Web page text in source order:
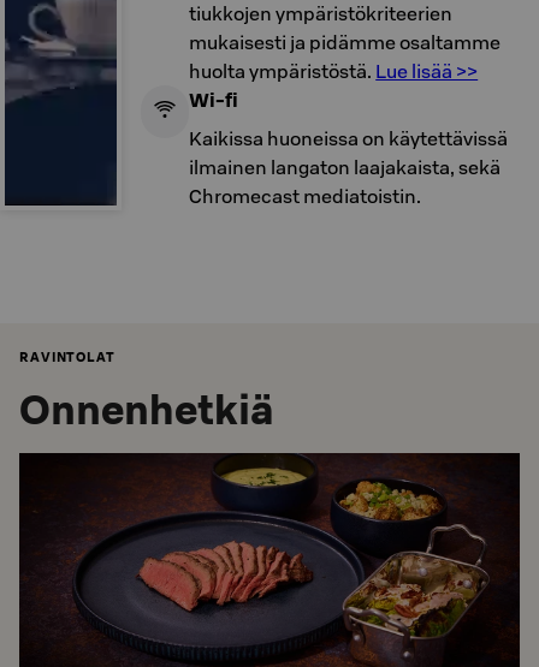
tiukkojen ympäristökriteerien
mukaisesti ja pidämme osaltamme
huolta ympäristöstä. Lue lisää >>
Wi-fi
Kaikissa huoneissa on käytettävissä
ilmainen langaton laajakaista, sekä
Chromecast mediatoistin.
RAVINTOLAT
Onnenhetkiä